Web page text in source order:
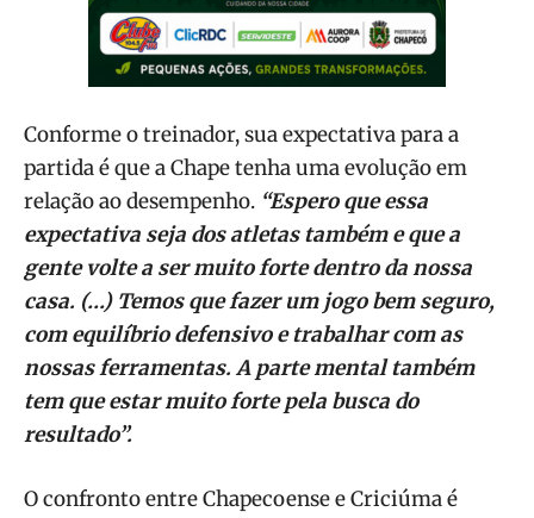
Conforme o treinador, sua expectativa para a
partida é que a Chape tenha uma evolução em
relação ao desempenho. “Espero que essa
expectativa seja dos atletas também e que a
gente volte a ser muito forte dentro da nossa
casa. (…) Temos que fazer um jogo bem seguro,
com equilíbrio defensivo e trabalhar com as
nossas ferramentas. A parte mental também
tem que estar muito forte pela busca do
resultado”.
O confronto entre Chapecoense e Criciúma é